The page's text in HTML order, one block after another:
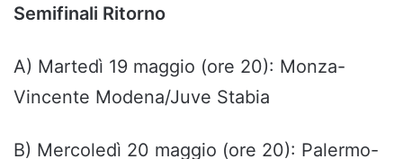
Semifinali Ritorno
A) Martedì 19 maggio (ore 20): Monza-
Vincente Modena/Juve Stabia
B) Mercoledì 20 maggio (ore 20): Palermo-